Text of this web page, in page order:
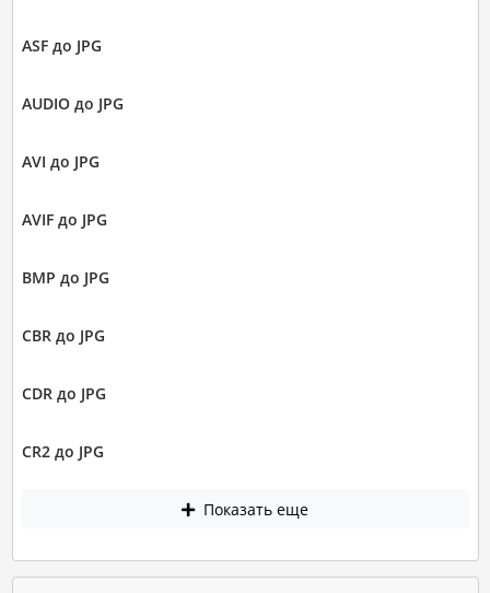
ASF до JPG
AUDIO до JPG
AVI до JPG
AVIF до JPG
BMP до JPG
CBR до JPG
CDR до JPG
CR2 до JPG
Показать еще